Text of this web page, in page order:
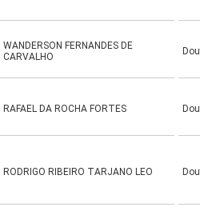
WANDERSON FERNANDES DE
CARVALHO
RAFAEL DA ROCHA FORTES
RODRIGO RIBEIRO TARJANO LEO